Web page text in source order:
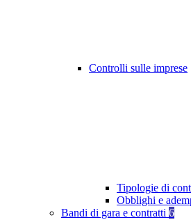
Controlli sulle imprese
Tipologie di
Obblighi e
Bandi di gara e contratti 6